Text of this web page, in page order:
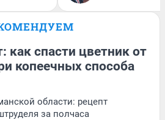
как спасти цветник от
копеечных способа
области: рецепт
за полчаса